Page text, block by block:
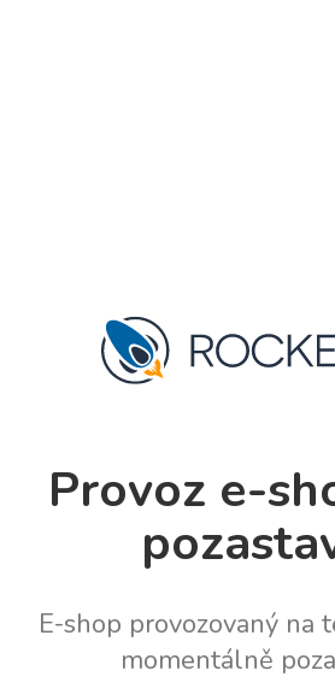
Provoz e-
E-shop provozovaný na
momentálně